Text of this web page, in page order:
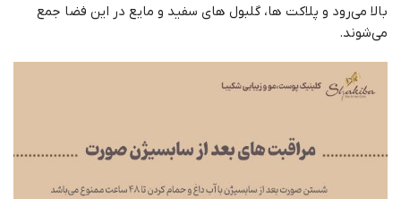
بالا می‌رود و پلاکت ها، گلبول های سفید و مایع در این فضا جمع
می‌شوند.